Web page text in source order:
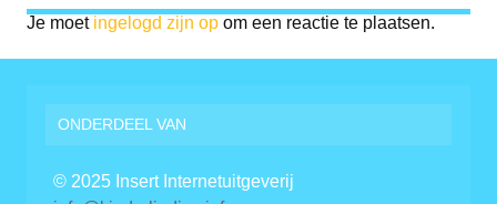
Je moet ingelogd zijn op om een reactie te plaatsen.
ONDERDEEL VAN
© 2025 Insert Internetuitgeverij